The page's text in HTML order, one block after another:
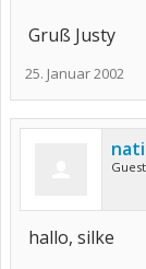
Gruß Justy
25. Januar 2002
nati
Guest
hallo, silke